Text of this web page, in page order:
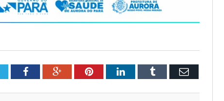
FacebookGoogle+PinterestLinkedInTumblr Email